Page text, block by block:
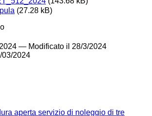
(27.28 kB)
— Modificato il 28/3/2024
03/2024
aperta servizio di noleggio di tre